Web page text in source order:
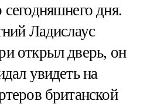
дня.
Ладислаус
открыл дверь, он
увидеть на
британской